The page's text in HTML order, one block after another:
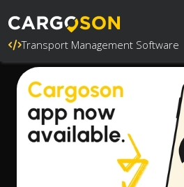
Transport Management Software